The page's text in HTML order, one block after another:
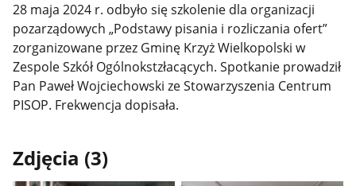
28 maja 2024 r. odbyło się szkolenie dla organizacji
pozarządowych „Podstawy pisania i rozliczania ofert”
zorganizowane przez Gminę Krzyż Wielkopolski w
Zespole Szkół Ogólnokstzłacących. Spotkanie prowadził
Pan Paweł Wojciechowski ze Stowarzyszenia Centrum
PISOP. Frekwencja dopisała.
Zdjęcia (3)